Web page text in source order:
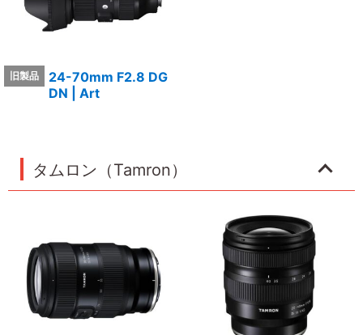
24-70mm F2.8 DG
DN | Art
タムロン（Tamron）